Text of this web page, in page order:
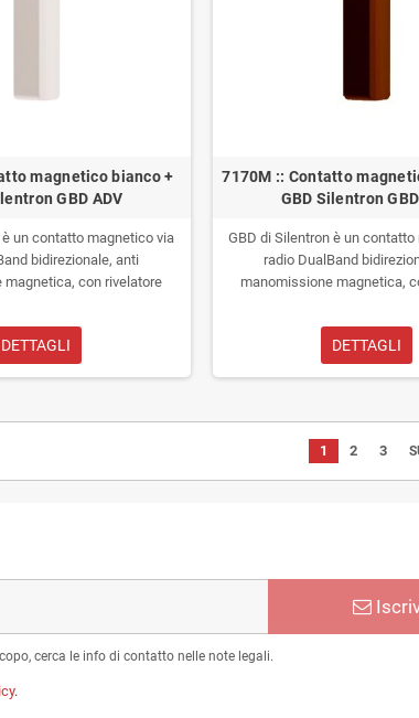
magnetico bianco +
GBD ADV
un contatto magnetico via
bidirezionale, anti
magnetica, con rivelatore
DETTAGLI
7170M :: Contatto
GBD Silentron
GBD di Silentron è un
radio DualBand
manomissione magnetica,
DETTAGLI
1 2 3
cerca le info di contatto nelle note legali.
.